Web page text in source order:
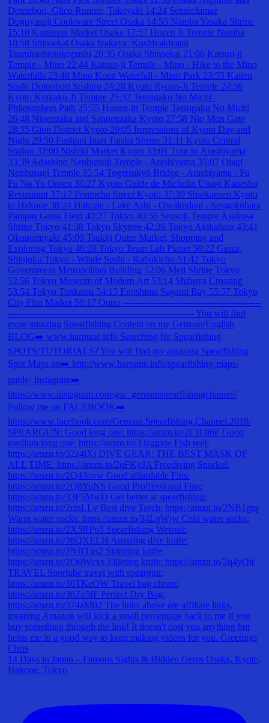
14 Days in Japan – Famous Sights & Hidden Gems Osaka, Kyoto,
Hakone, Tokyo